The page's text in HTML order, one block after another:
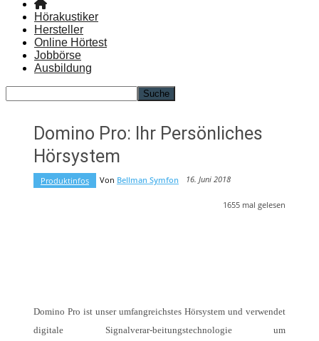
Hörakustiker
Hersteller
Online Hörtest
Jobbörse
Ausbildung
Domino Pro: Ihr Persönliches
Hörsystem
Produktinfos Von Bellman Symfon 16. Juni 2018
1655 mal gelesen
Domino Pro ist unser umfangreichstes Hörsystem und verwendet
digitale Signalverar-beitungstechnologie um